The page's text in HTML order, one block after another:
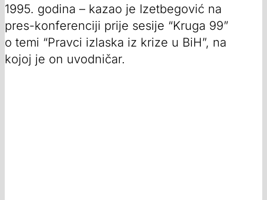
1995. godina – kazao je Izetbegović na
pres-konferenciji prije sesije “Kruga 99”
o temi “Pravci izlaska iz krize u BiH”, na
kojoj je on uvodničar.